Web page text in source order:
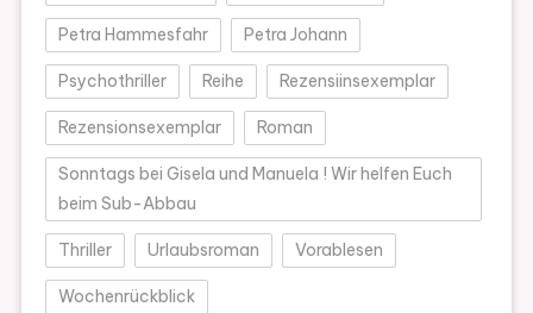
Petra Hammesfahr Petra Johann
Psychothriller Reihe Rezensiinsexemplar
Rezensionsexemplar Roman
Sonntags bei Gisela und Manuela ! Wir helfen Euch
beim Sub-Abbau
Thriller Urlaubsroman Vorablesen
Wochenrückblick